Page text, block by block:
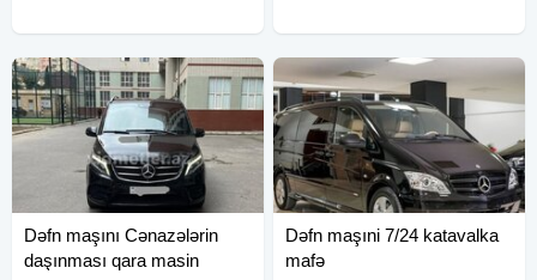
Dəfn maşını Cənazələrin
daşınması qara masin
Dəfn maşıni 7/24 katavalka
mafə